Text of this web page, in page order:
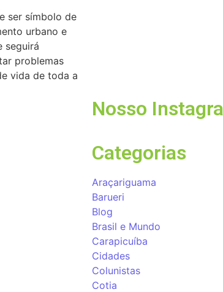
ser símbolo de
urbano e
seguirá
problemas
vida de toda a
Nosso
Categorias
Araçariguama
Barueri
Blog
Brasil e Mundo
Carapicuíba
Cidades
Colunistas
Cotia